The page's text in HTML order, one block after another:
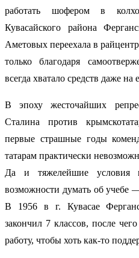
работать шофером в
Кувасайского района
Аметовых переехала в
только благодаря
всегда хватало средств даже на
В эпоху жесточайших
Сталина против
первые страшные годы
татарам практически
Да и тяжелейшие условия
возможности думать об учебе
В 1956 в г. Кувасае
закончил 7 классов, после
работу, чтобы хоть как-то